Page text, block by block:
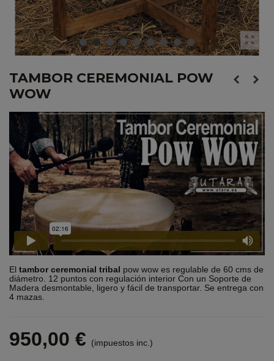
TAMBOR CEREMONIAL POW
WOW
El tambor ceremonial tribal pow wow es regulable de 60 cms de
diámetro. 12 puntos con regulación interior Con un Soporte de
Madera desmontable, ligero y fácil de transportar. Se entrega con
4 mazas.
950,00 € (impuestos inc.)